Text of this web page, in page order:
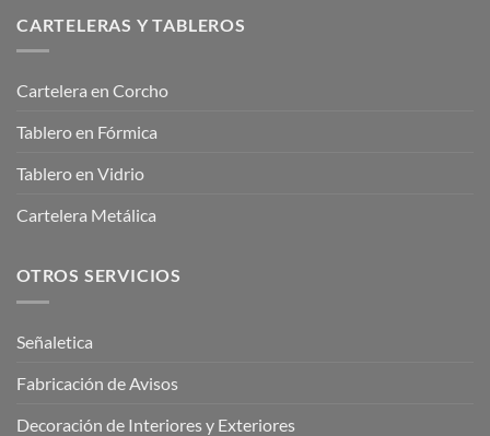
CARTELERAS Y TABLEROS
Cartelera en Corcho
Tablero en Fórmica
Tablero en Vidrio
Cartelera Metálica
OTROS SERVICIOS
Señaletica
Fabricación de Avisos
Decoración de Interiores y Exteriores